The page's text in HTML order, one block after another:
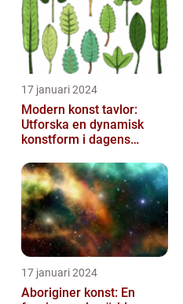
17 januari 2024
Modern konst tavlor:
Utforska en dynamisk
konstform i dagens
17 januari 2024
Aboriginer konst: En